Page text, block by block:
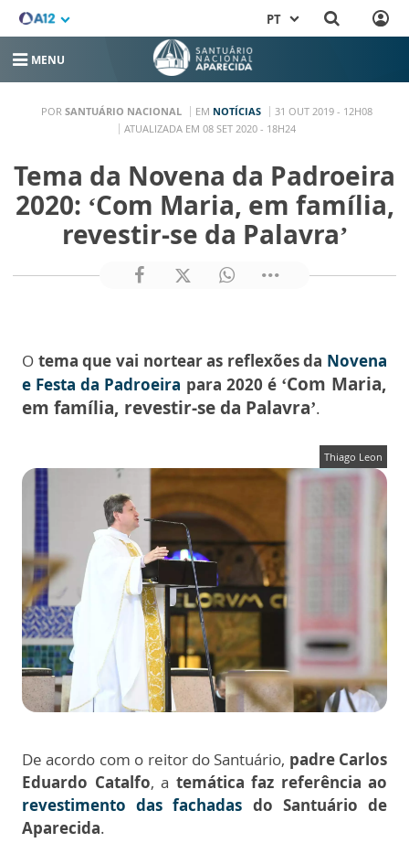
PT
MENU
POR SANTUÁRIO NACIONAL EM NOTÍCIAS
31 OUT 2019 - 12H08
ATUALIZADA EM 08 SET 2020 - 18H24
Tema da Novena da Padroeira
2020: ‘Com Maria, em família,
revestir-se da Palavra’
O tema que vai nortear as reflexões da Novena
e Festa da Padroeira para 2020 é ‘Com Maria,
em família, revestir-se da Palavra’.
Thiago Leon
De acordo com o reitor do Santuário, padre Carlos
Eduardo Catalfo, a temática faz referência ao
revestimento das fachadas do Santuário de
Aparecida.